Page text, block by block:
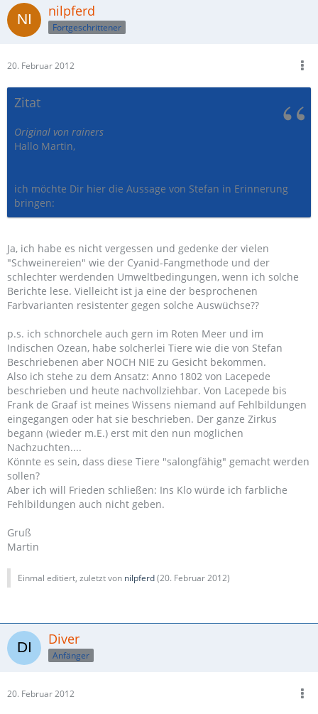
nilpferd
Fortgeschrittener
20. Februar 2012
Zitat
Original von rainers
Hallo Martin,
ich möchte Dir hier die Aussage von Stefan in Erinnerung
bringen:
Ja, ich habe es nicht vergessen und gedenke der vielen
"Schweinereien" wie der Cyanid-Fangmethode und der
schlechter werdenden Umweltbedingungen, wenn ich solche
Berichte lese. Vielleicht ist ja eine der besprochenen
Farbvarianten resistenter gegen solche Auswüchse??
p.s. ich schnorchele auch gern im Roten Meer und im
Indischen Ozean, habe solcherlei Tiere wie die von Stefan
Beschriebenen aber NOCH NIE zu Gesicht bekommen.
Also ich stehe zu dem Ansatz: Anno 1802 von Lacepede
beschrieben und heute nachvollziehbar. Von Lacepede bis
Frank de Graaf ist meines Wissens niemand auf Fehlbildungen
eingegangen oder hat sie beschrieben. Der ganze Zirkus
begann (wieder m.E.) erst mit den nun möglichen
Nachzuchten....
Könnte es sein, dass diese Tiere "salongfähig" gemacht werden
sollen?
Aber ich will Frieden schließen: Ins Klo würde ich farbliche
Fehlbildungen auch nicht geben.
Gruß
Martin
Einmal editiert, zuletzt von nilpferd(20. Februar 2012)
Diver
Anfänger
20. Februar 2012